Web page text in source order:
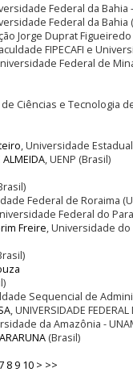
Federal da Bahia
Federal da Bahia
Jorge Duprat
FIPECAFI e
Federal de
de Ciências e Tecnologia
, Universidade
ALMEIDA, UENP (Brasil)
Federal de Roraima
Federal do
Freire, Universidade
Sequencial de
, UNIVERSIDADE
da Amazônia -
(Brasil)
7 8 9 10 > >>